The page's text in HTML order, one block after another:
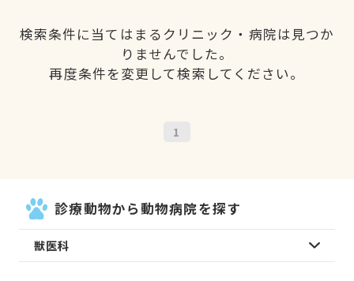
検索条件に当てはまるクリニック・病院は見つか
りませんでした。
再度条件を変更して検索してください。
1
診療動物から動物病院を探す
獣医科